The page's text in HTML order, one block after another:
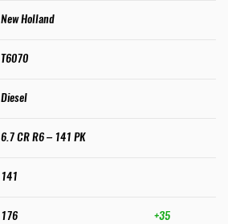
New Holland
T6070
Diesel
6.7 CR R6 – 141 PK
141
176 +35